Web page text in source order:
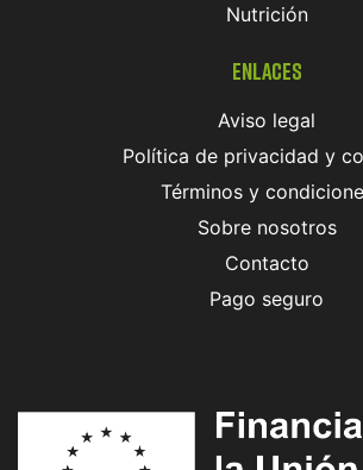
Nutrición
Enlaces
Aviso legal
Política de privacidad y
Términos y
Sobre nosotros
Contacto
Pago seguro